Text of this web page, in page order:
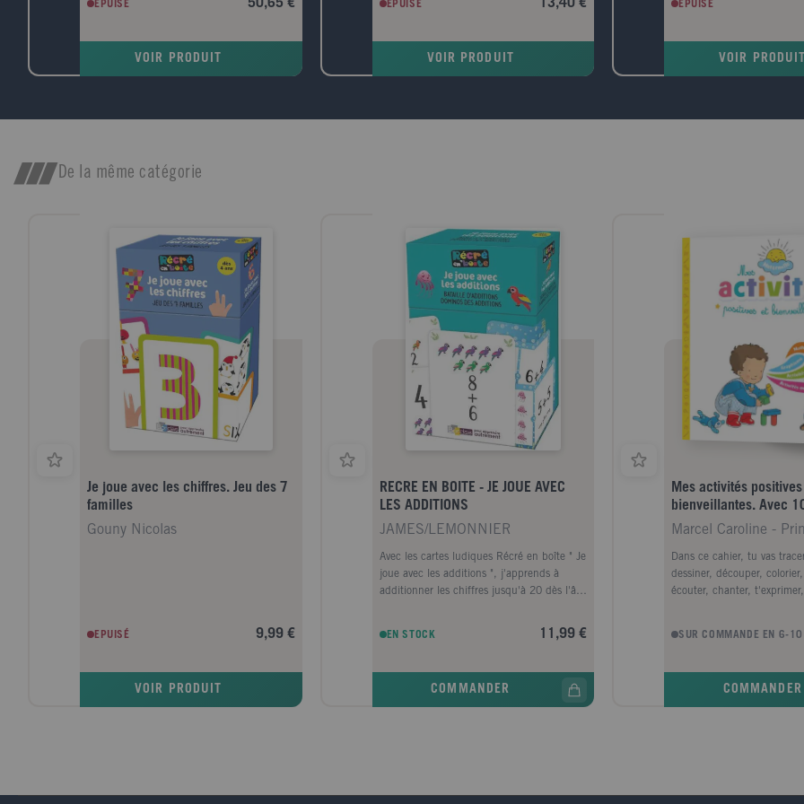
sont proposées. Les CD-Rom regroupent les
EPUISÉ 50,65 €
VOIR PRODUIT
conçu à l'intention des filières généralistes
formations intégrant un enseignement de
comptabilité de gestion (IUT, BTS). Il
EPUISÉ 13,40 €
VOIR PRODUIT
économiques et politiques
infra-régionaux et renvoient
à l'Europe. Cet ouvrage,
EPUISÉ
VOIR PRODUIT
De la même catégorie
Je joue avec les chiffres. Jeu des 7
familles
Gouny Nicolas
EPUISÉ 9,99 €
VOIR PRODUIT
RECRE EN BOITE - JE JOUE AVEC
LES ADDITIONS
JAMES/LEMONNIER
Avec les cartes ludiques Récré en boîte " Je
joue avec les additions ", j'apprends à
additionner les chiffres jusqu'à 20 dès l'âge
règles simples , que votre enfant maitrisera
Domino des additions ". Grâce à ces jeux,
de 1 à 20 Une façon ludique de réviser les
EN STOCK 11,99 €
COMMANDER
Mes activités
bienveillantes. Avec
autocollants et
Dans ce cahier, tu vas
dessiner, découper,
écouter, chanter,
t'apaiser... et surtout :
et le respect de son
Ce cahier a été conçu par
SUR COMMANDE EN 6-10
COMMANDER